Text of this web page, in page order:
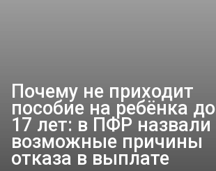
Почему не приходит
пособие на ребёнка до
17 лет: в ПФР назвали
возможные причины
отказа в выплате